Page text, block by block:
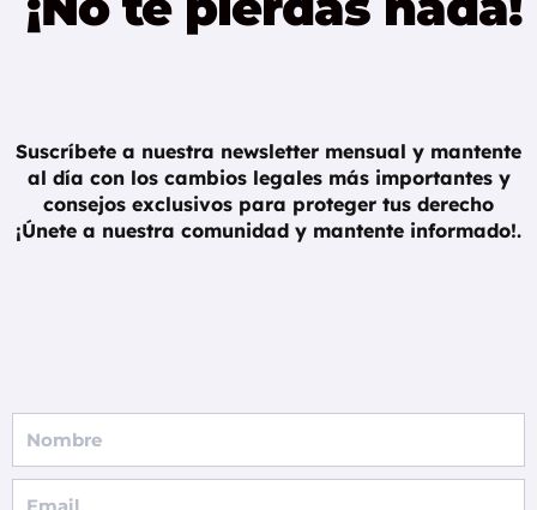
Suscríbete a nuestra newsletter mensual y mantente
al día con los cambios legales más importantes y
consejos exclusivos para proteger tus derecho
¡Únete a nuestra comunidad y mantente informado!.